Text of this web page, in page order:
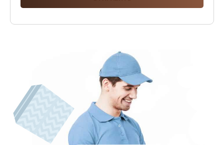
1500 руб.
Заказать
Чистка заварочной группы
1500 руб.
Заказать
Ремонт суперавтоматических кофемашин
3800 руб.
Заказать